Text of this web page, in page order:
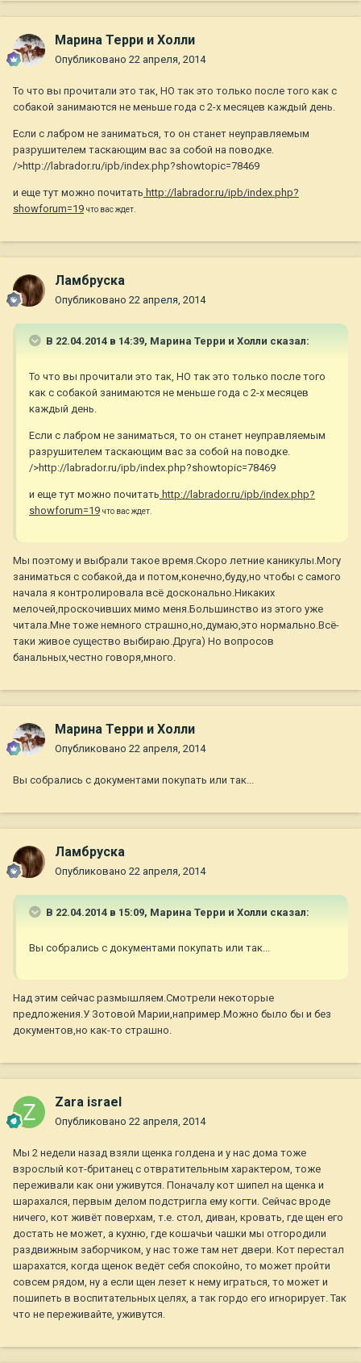
Марина Терри и Холли
Опубликовано 22 апреля, 2014
То что вы прочитали это так, НО так это только после того как с
собакой занимаются не меньше года с 2-х месяцев каждый день.
Если с лабром не заниматься, то он станет неуправляемым
разрушителем таскающим вас за собой на поводке.
/>http://labrador.ru/ipb/index.php?showtopic=78469
и еще тут можно почитать http://labrador.ru/ipb/index.php?
showforum=19 что вас ждет.
Ламбруска
Опубликовано 22 апреля, 2014
В 22.04.2014 в 14:39, Марина Терри и Холли сказал:
То что вы прочитали это так, НО так это только после того
как с собакой занимаются не меньше года с 2-х месяцев
каждый день.
Если с лабром не заниматься, то он станет неуправляемым
разрушителем таскающим вас за собой на поводке.
/>http://labrador.ru/ipb/index.php?showtopic=78469
и еще тут можно почитать http://labrador.ru/ipb/index.php?
showforum=19 что вас ждет.
Мы поэтому и выбрали такое время.Скоро летние каникулы.Могу
заниматься с собакой,да и потом,конечно,буду,но чтобы с самого
начала я контролировала всё досконально.Никаких
мелочей,проскочивших мимо меня.Большинство из этого уже
читала.Мне тоже немного страшно,но,думаю,это нормально.Всё-
таки живое существо выбираю.Друга) Но вопросов
банальных,честно говоря,много.
Марина Терри и Холли
Опубликовано 22 апреля, 2014
Вы собрались с документами покупать или так...
Ламбруска
Опубликовано 22 апреля, 2014
В 22.04.2014 в 15:09, Марина Терри и Холли сказал:
Вы собрались с документами покупать или так...
Над этим сейчас размышляем.Смотрели некоторые
предложения.У Зотовой Марии,например.Можно было бы и без
документов,но как-то страшно.
Zara israel
Опубликовано 22 апреля, 2014
Мы 2 недели назад взяли щенка голдена и у нас дома тоже
взрослый кот-британец с отвратительным характером, тоже
переживали как они уживутся. Поначалу кот шипел на щенка и
шарахался, первым делом подстригла ему когти. Сейчас вроде
ничего, кот живёт поверхам, т.е. стол, диван, кровать, где щен его
достать не может, а кухню, где кошачьи чашки мы отгородили
раздвижным заборчиком, у нас тоже там нет двери. Кот перестал
шарахатся, когда щенок ведёт себя спокойно, то может пройти
совсем рядом, ну а если щен лезет к нему играться, то может и
пошипеть в воспитательных целях, а так гордо его игнорирует. Так
что не переживайте, уживутся.